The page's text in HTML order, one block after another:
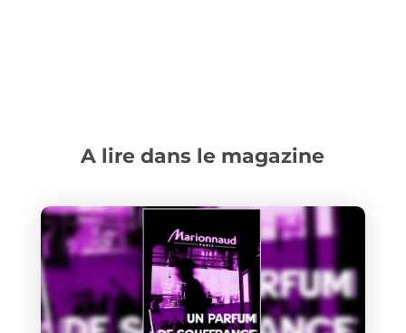
A lire dans le magazine